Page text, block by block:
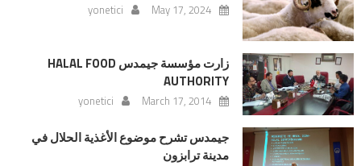
May 17, 2024
yonetici
زارت مؤسسة جيمدس HALAL FOOD
AUTHORITY
March 17, 2014
yonetici
جيمدس تشرح موضوع الأغذية الحلال في
مدينة ترابزون